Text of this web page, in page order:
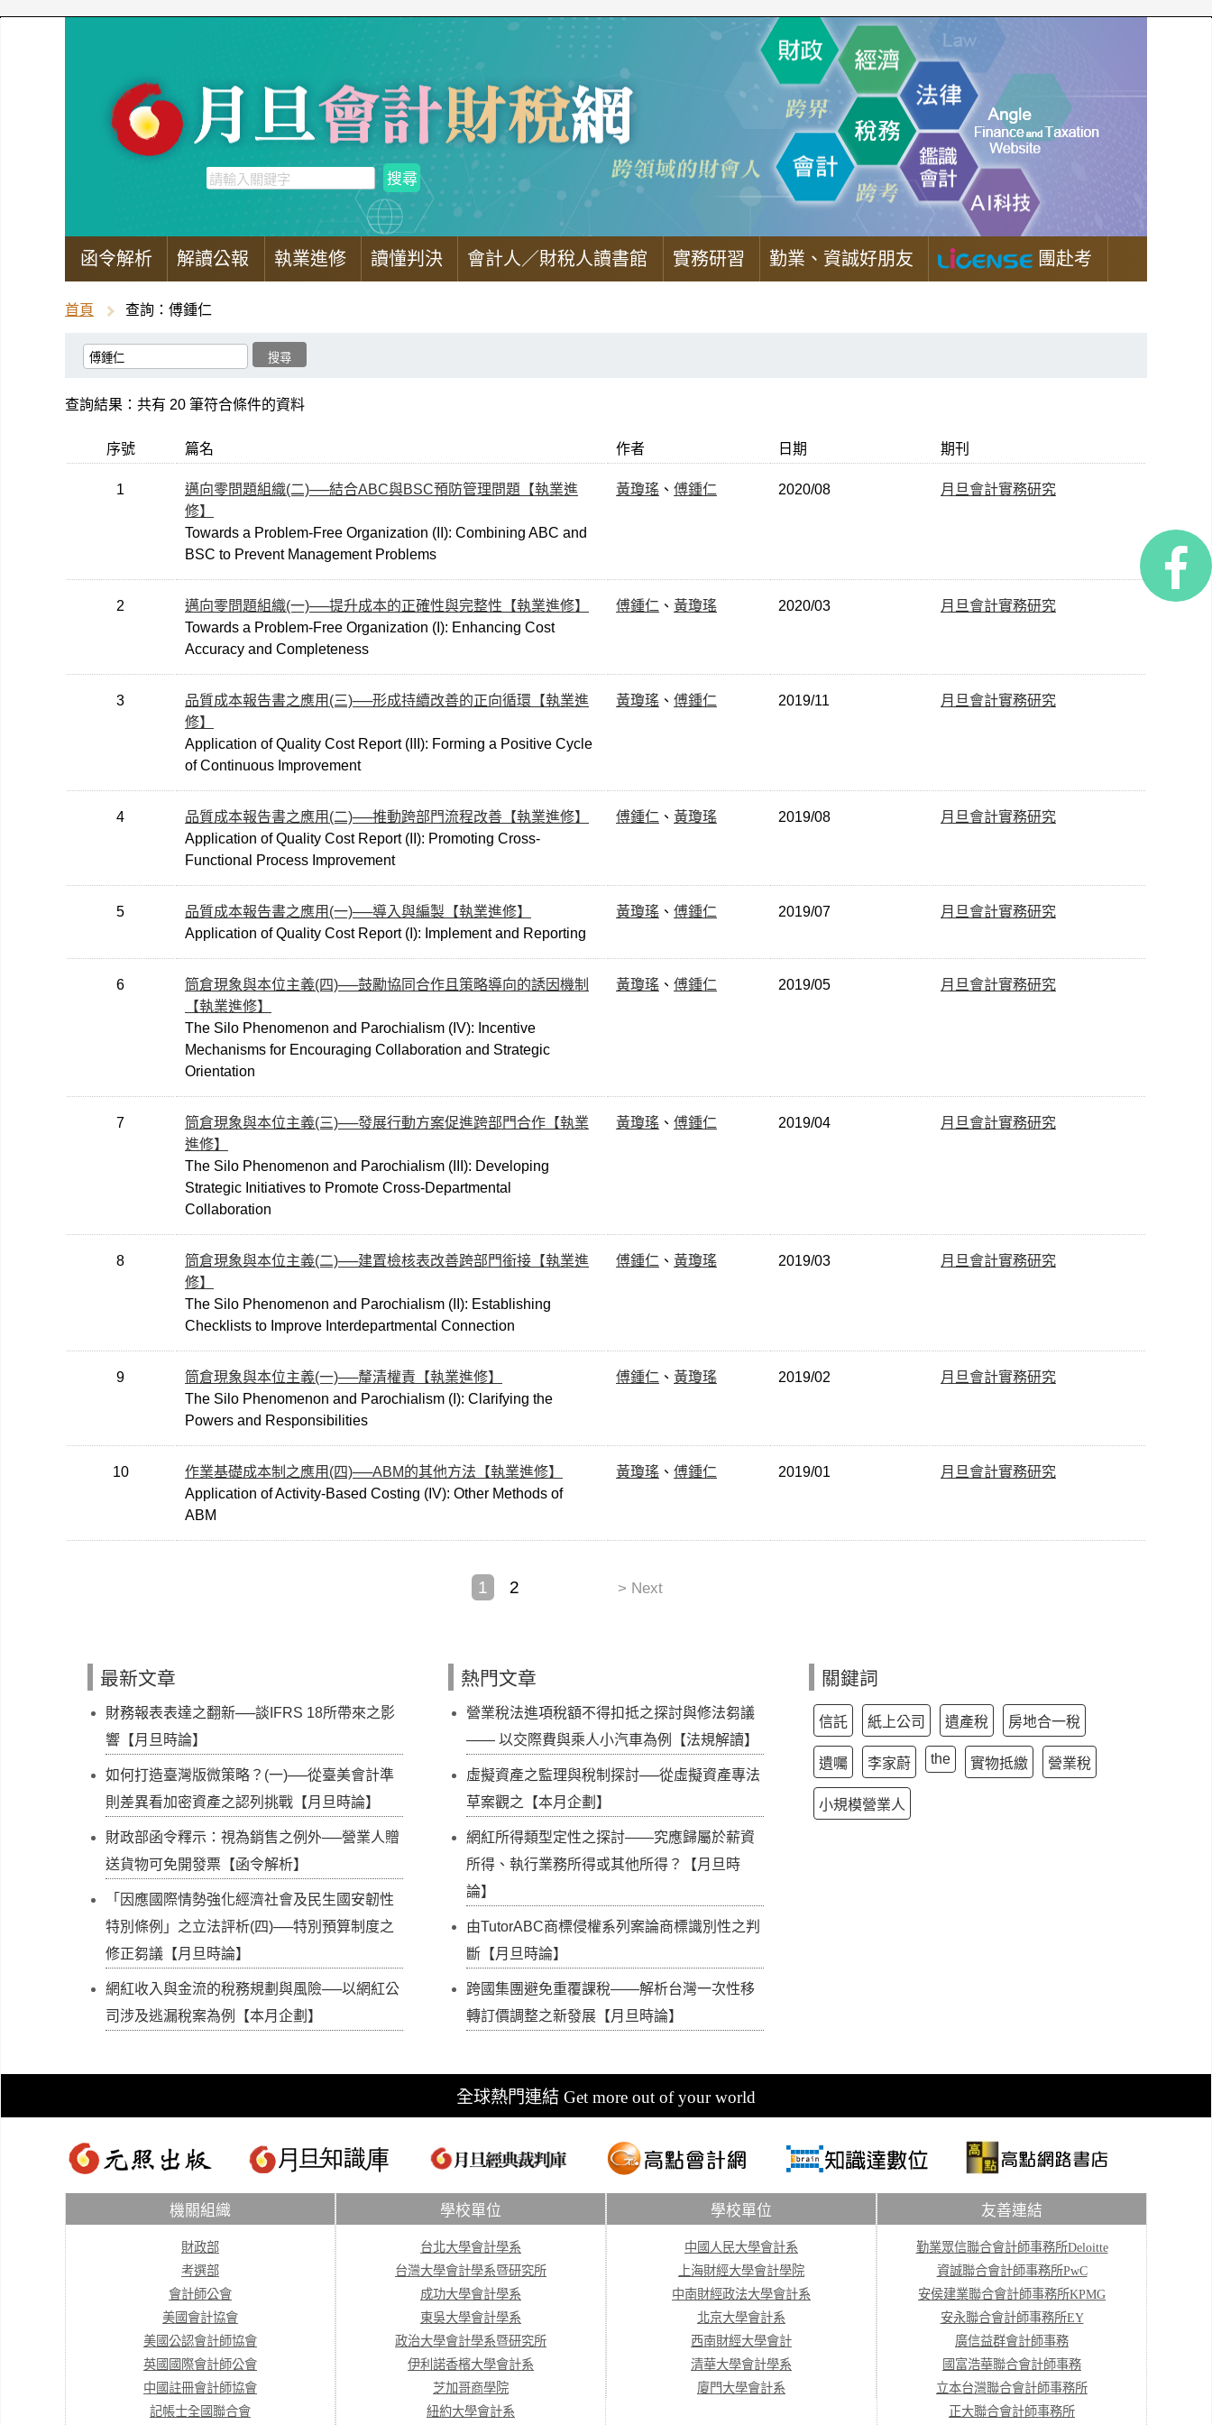
函令解析 解讀公報 執業進修 讀懂判決 會計人／財稅人讀書館 實務研習 勤業、資誠好朋友 團赴考
首頁 查詢：傅鍾仁
查詢結果：共有 20 筆符合條件的資料
序號 篇名 作者 日期 期刊
1
邁向零問題組織(二)──結合ABC與BSC預防管理問題【執業進
修】
Towards a Problem-Free Organization (II): Combining ABC and
BSC to Prevent Management Problems
黃瓊瑤 、 傅鍾仁 2020/08 月旦會計實務研究
2
邁向零問題組織(一)──提升成本的正確性與完整性【執業進修】
Towards a Problem-Free Organization (I): Enhancing Cost
Accuracy and Completeness
傅鍾仁 、 黃瓊瑤 2020/03 月旦會計實務研究
3
品質成本報告書之應用(三)──形成持續改善的正向循環【執業進
修】
Application of Quality Cost Report (III): Forming a Positive Cycle
of Continuous Improvement
黃瓊瑤 、 傅鍾仁 2019/11 月旦會計實務研究
4
品質成本報告書之應用(二)──推動跨部門流程改善【執業進修】
Application of Quality Cost Report (II): Promoting Cross-
Functional Process Improvement
傅鍾仁 、 黃瓊瑤 2019/08 月旦會計實務研究
5
品質成本報告書之應用(一)──導入與編製【執業進修】
Application of Quality Cost Report (I): Implement and Reporting
黃瓊瑤 、 傅鍾仁 2019/07 月旦會計實務研究
6
筒倉現象與本位主義(四)──鼓勵協同合作且策略導向的誘因機制
【執業進修】
The Silo Phenomenon and Parochialism (IV): Incentive
Mechanisms for Encouraging Collaboration and Strategic
Orientation
黃瓊瑤 、 傅鍾仁 2019/05 月旦會計實務研究
7
筒倉現象與本位主義(三)──發展行動方案促進跨部門合作【執業
進修】
The Silo Phenomenon and Parochialism (III): Developing
Strategic Initiatives to Promote Cross-Departmental
Collaboration
黃瓊瑤 、 傅鍾仁 2019/04 月旦會計實務研究
8
筒倉現象與本位主義(二)──建置檢核表改善跨部門銜接【執業進
修】
The Silo Phenomenon and Parochialism (II): Establishing
Checklists to Improve Interdepartmental Connection
傅鍾仁 、 黃瓊瑤 2019/03 月旦會計實務研究
9
筒倉現象與本位主義(一)──釐清權責【執業進修】
The Silo Phenomenon and Parochialism (I): Clarifying the
Powers and Responsibilities
傅鍾仁 、 黃瓊瑤 2019/02 月旦會計實務研究
10
作業基礎成本制之應用(四)──ABM的其他方法【執業進修】
Application of Activity-Based Costing (IV): Other Methods of
ABM
黃瓊瑤 、 傅鍾仁 2019/01 月旦會計實務研究
1 2 > Next
最新文章
財務報表表達之翻新──談IFRS 18所帶來之影
響【月旦時論】
如何打造臺灣版微策略？(一)──從臺美會計準
則差異看加密資產之認列挑戰【月旦時論】
財政部函令釋示：視為銷售之例外──營業人贈
送貨物可免開發票【函令解析】
「因應國際情勢強化經濟社會及民生國安韌性
特別條例」之立法評析(四)──特別預算制度之
修正芻議【月旦時論】
網紅收入與金流的稅務規劃與風險──以網紅公
司涉及逃漏稅案為例【本月企劃】
熱門文章
營業稅法進項稅額不得扣抵之探討與修法芻議
—— 以交際費與乘人小汽車為例【法規解讀】
虛擬資產之監理與稅制探討──從虛擬資產專法
草案觀之【本月企劃】
網紅所得類型定性之探討——究應歸屬於薪資
所得、執行業務所得或其他所得？【月旦時
論】
由TutorABC商標侵權系列案論商標識別性之判
斷【月旦時論】
跨國集團避免重覆課稅——解析台灣一次性移
轉訂價調整之新發展【月旦時論】
關鍵詞
信託 紙上公司 遺產稅 房地合一稅
遺囑 李家蔚 the 實物抵繳 營業稅
小規模營業人
全球熱門連結 Get more out of your world
機關組織
財政部
考選部
會計師公會
美國會計協會
美國公認會計師協會
英國國際會計師公會
中國註冊會計師協會
記帳士全國聯合會
學校單位
台北大學會計學系
台灣大學會計學系暨研究所
成功大學會計學系
東吳大學會計學系
政治大學會計學系暨研究所
伊利諾香檳大學會計系
芝加哥商學院
紐約大學會計系
學校單位
中國人民大學會計系
上海財經大學會計學院
中南財經政法大學會計系
北京大學會計系
西南財經大學會計
清華大學會計學系
廈門大學會計系
友善連結
勤業眾信聯合會計師事務所Deloitte
資誠聯合會計師事務所PwC
安侯建業聯合會計師事務所KPMG
安永聯合會計師事務所EY
廣信益群會計師事務
國富浩華聯合會計師事務
立本台灣聯合會計師事務所
正大聯合會計師事務所